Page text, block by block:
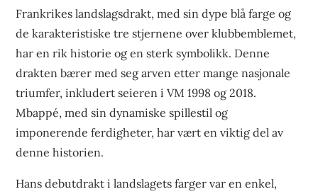
Frankrikes landslagsdrakt, med sin dype blå farge og
de karakteristiske tre stjernene over klubbemblemet,
har en rik historie og en sterk symbolikk. Denne
drakten bærer med seg arven etter mange nasjonale
triumfer, inkludert seieren i VM 1998 og 2018.
Mbappé, med sin dynamiske spillestil og
imponerende ferdigheter, har vært en viktig del av
denne historien.
Hans debutdrakt i landslagets farger var en enkel,